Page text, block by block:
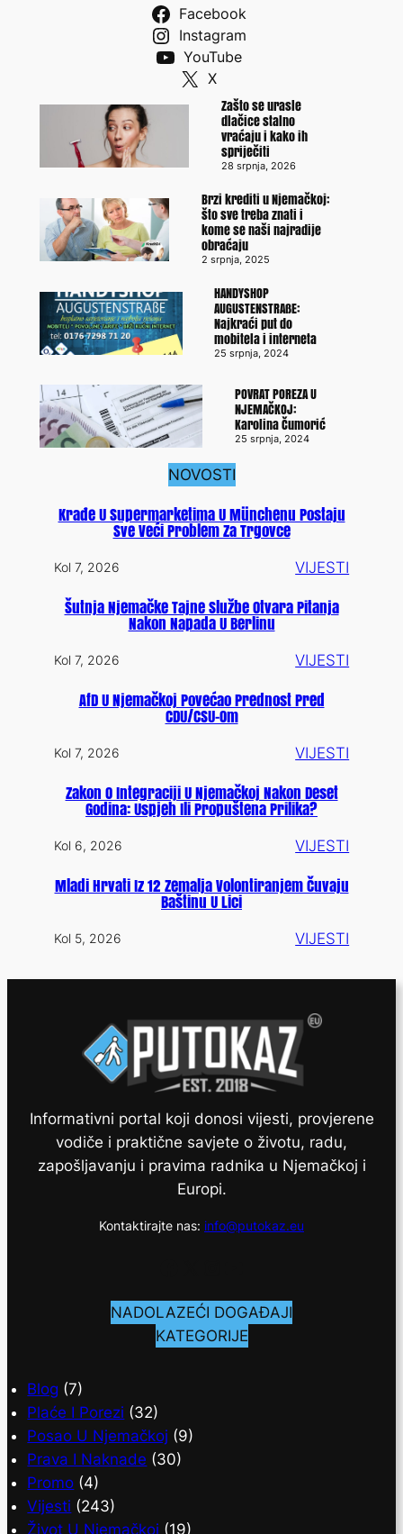
Facebook
Instagram
YouTube
X
Zašto se urasle
dlačice stalno
vraćaju i kako ih
spriječiti
28 srpnja, 2026
Brzi krediti u Njemačkoj:
što sve treba znati i
kome se naši najradije
obraćaju
2 srpnja, 2025
HANDYSHOP
AUGUSTENSTRAßE:
Najkraći put do
mobitela i interneta
25 srpnja, 2024
POVRAT POREZA U
NJEMAČKOJ:
Karolina Čumorić
25 srpnja, 2024
NOVOSTI
Krađe U Supermarketima U Münchenu Postaju
Sve Veći Problem Za Trgovce
Kol 7, 2026 VIJESTI
Šutnja Njemačke Tajne Službe Otvara Pitanja
Nakon Napada U Berlinu
Kol 7, 2026 VIJESTI
AfD U Njemačkoj Povećao Prednost Pred
CDU/CSU-Om
Kol 7, 2026 VIJESTI
Zakon O Integraciji U Njemačkoj Nakon Deset
Godina: Uspjeh Ili Propuštena Prilika?
Kol 6, 2026 VIJESTI
Mladi Hrvati Iz 12 Zemalja Volontiranjem Čuvaju
Baštinu U Lici
Kol 5, 2026 VIJESTI
Informativni portal koji donosi vijesti, provjerene
vodiče i praktične savjete o životu, radu,
zapošljavanju i pravima radnika u Njemačkoj i
Europi.
Kontaktirajte nas: info@putokaz.eu
NADOLAZEĆI DOGAĐAJI
KATEGORIJE
Blog (7)
Plaće I Porezi (32)
Posao U Njemačkoj (9)
Prava I Naknade (30)
Promo (4)
Vijesti (243)
Život U Njemačkoj (19)